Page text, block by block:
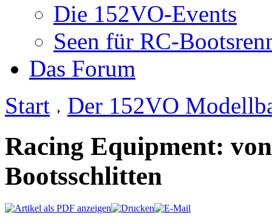
Die 152VO-Events
Seen für RC-
Das Forum
Start
Der 152VO
Racing Equipment:
Bootsschlitten